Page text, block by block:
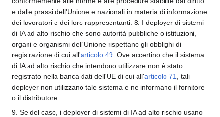
e dalle prassi dell'Unione e nazionali in materia di informazione
dei lavoratori e dei loro rappresentanti. 8. I deployer di sistemi
di IA ad alto rischio che sono autorità pubbliche o istituzioni,
organi e organismi dell'Unione rispettano gli obblighi di
registrazione di cui all'articolo 49 . Ove accertino che il sistema
di IA ad alto rischio che intendono utilizzare non è stato
registrato nella banca dati dell'UE di cui all'articolo 71
, tali
deployer non utilizzano tale sistema e ne informano il fornitore
o il distributore.
9. Se del caso, i deployer di sistemi di IA ad alto rischio usano